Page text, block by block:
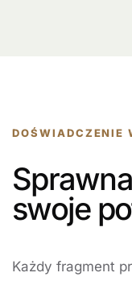
DOŚWIADCZENIE
swoje
Każdy fragment